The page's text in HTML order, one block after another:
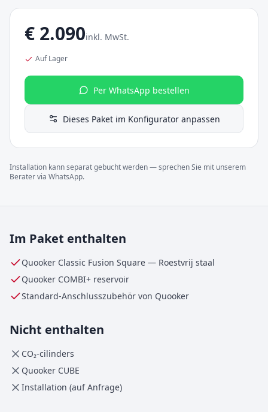
€ 2.090inkl. MwSt.
Auf Lager
Per WhatsApp bestellen
Dieses Paket im Konfigurator anpassen
Installation kann separat gebucht werden — sprechen Sie mit unserem
Berater via WhatsApp.
Im Paket enthalten
Quooker Classic Fusion Square — Roestvrij staal
Quooker COMBI+ reservoir
Standard-Anschlusszubehör von Quooker
Nicht enthalten
CO₂-cilinders
Quooker CUBE
Installation (auf Anfrage)